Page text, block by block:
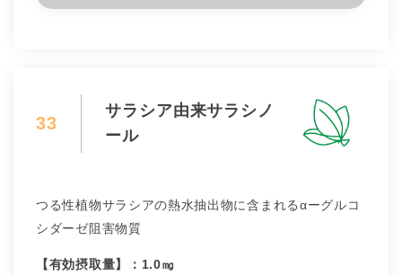
33
サラシア由来サラシノ
ール
つる性植物サラシアの熱水抽出物に含まれるαーグルコ
シダーゼ阻害物質
【有効摂取量】：1.0㎎